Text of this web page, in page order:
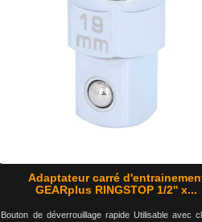
Adaptateur carré
GEARplus RINGSTOP 1/2'' x...
Bouton de déverrouillage rapide Utilisable avec